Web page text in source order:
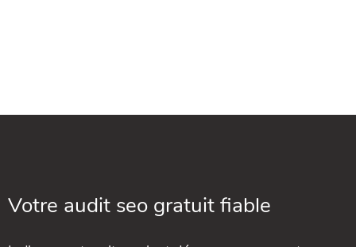
Votre audit seo gratuit fiable